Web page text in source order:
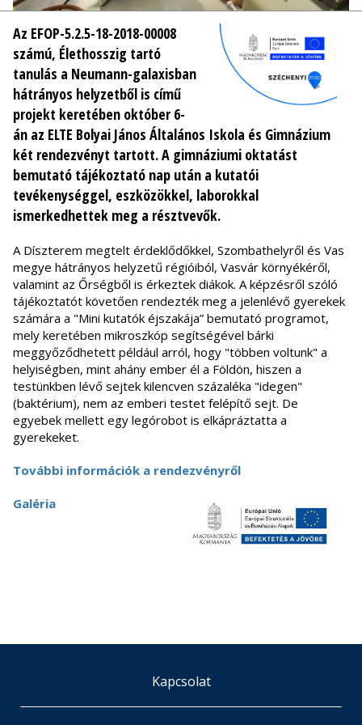
Az EFOP-5.2.5-18-2018-00008
számú, Élethosszig tartó
tanulás a Neumann-galaxisban
hátrányos helyzetből is című
projekt keretében október 6-
án az ELTE Bolyai János Általános Iskola és Gimnázium
két rendezvényt tartott. A gimnáziumi oktatást
bemutató tájékoztató nap után a kutatói
tevékenységgel, eszközökkel, laborokkal
ismerkedhettek meg a résztvevők.
A Díszterem megtelt érdeklődőkkel, Szombathelyről és Vas
megye hátrányos helyzetű régióiból, Vasvár környékéről,
valamint az Őrségből is érkeztek diákok. A képzésről szóló
tájékoztatót követően rendezték meg a jelenlévő gyerekek
számára a "Mini kutatók éjszakája” bemutató programot,
mely keretében mikroszkóp segítségével bárki
meggyőződhetett például arról, hogy "többen voltunk" a
helyiségben, mint ahány ember él a Földön, hiszen a
testünkben lévő sejtek kilencven százaléka "idegen"
(baktérium), nem az emberi testet felépítő sejt. De
egyebek mellett egy legórobot is elkápráztatta a
gyerekeket.
További információk a rendezvényről
Galéria
Kapcsolat